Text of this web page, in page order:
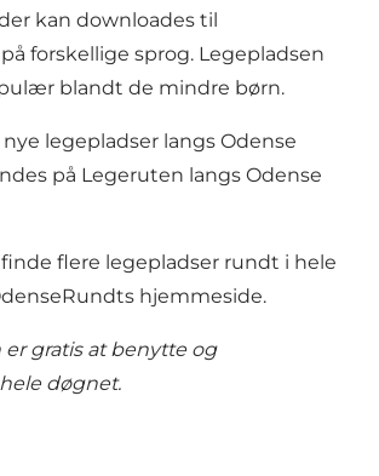
kan downloades til
forskellige sprog. Legepladsen
blandt de mindre børn.
nye legepladser langs Odense
på Legeruten langs Odense
flere legepladser rundt i hele
hjemmeside.
er gratis at benytte og
døgnet.